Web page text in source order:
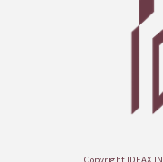
Copyright IDEAX